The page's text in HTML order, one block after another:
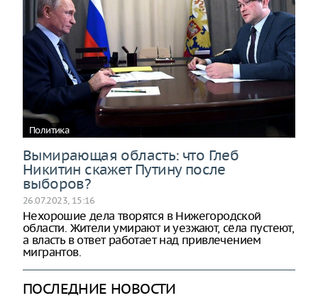
Политика
Вымирающая область: что Глеб
Никитин скажет Путину после
выборов?
26.07.2023, 15:16
Нехорошие дела творятся в Нижегородской
области. Жители умирают и уезжают, сёла пустеют,
а власть в ответ работает над привлечением
мигрантов.
ПОСЛЕДНИЕ НОВОСТИ